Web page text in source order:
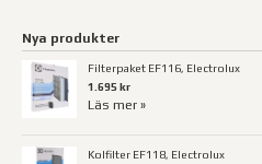
Nya produkter
Filterpaket EF116, Electrolux
1.695 kr
Läs mer »
Kolfilter EF118, Electrolux